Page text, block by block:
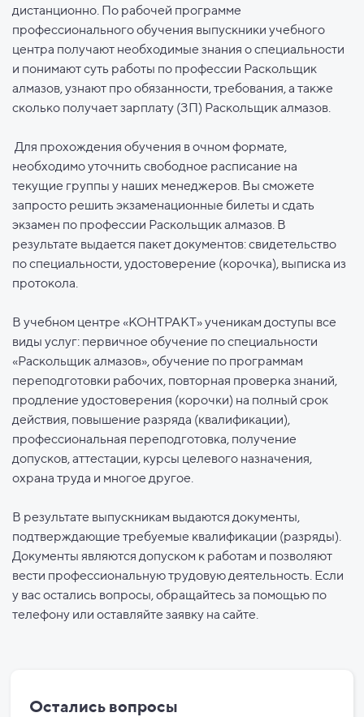
дистанционно. По рабочей программе
профессионального обучения выпускники учебного
центра получают необходимые знания о специальности
и понимают суть работы по профессии Раскольщик
алмазов, узнают про обязанности, требования, а также
сколько получает зарплату (ЗП) Раскольщик алмазов.
Для прохождения обучения в очном формате,
необходимо уточнить свободное расписание на
текущие группы у наших менеджеров. Вы сможете
запросто решить экзаменационные билеты и сдать
экзамен по профессии Раскольщик алмазов. В
результате выдается пакет документов: свидетельство
по специальности, удостоверение (корочка), выписка из
протокола.
В учебном центре «КОНТРАКТ» ученикам доступы все
виды услуг: первичное обучение по специальности
«Раскольщик алмазов», обучение по программам
переподготовки рабочих, повторная проверка знаний,
продление удостоверения (корочки) на полный срок
действия, повышение разряда (квалификации),
профессиональная переподготовка, получение
допусков, аттестации, курсы целевого назначения,
охрана труда и многое другое.
В результате выпускникам выдаются документы,
подтверждающие требуемые квалификации (разряды).
Документы являются допуском к работам и позволяют
вести профессиональную трудовую деятельность. Если
у вас остались вопросы, обращайтесь за помощью по
телефону или оставляйте заявку на сайте.
Остались вопросы